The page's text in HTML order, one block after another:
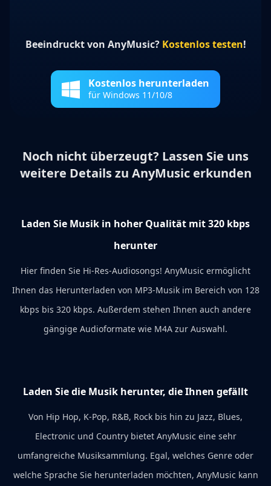
Beeindruckt von AnyMusic? Kostenlos testen!
Kostenlos herunterladen
für Windows 11/10/8
Noch nicht überzeugt? Lassen Sie uns
weitere Details zu AnyMusic erkunden
Laden Sie Musik in hoher Qualität mit 320 kbps
herunter
Hier finden Sie Hi-Res-Audiosongs! AnyMusic ermöglicht
Ihnen das Herunterladen von MP3-Musik im Bereich von 128
kbps bis 320 kbps. Außerdem stehen Ihnen auch andere
gängige Audioformate wie M4A zur Auswahl.
Laden Sie die Musik herunter, die Ihnen gefällt
Von Hip Hop, K-Pop, R&B, Rock bis hin zu Jazz, Blues,
Electronic und Country bietet AnyMusic eine sehr
umfangreiche Musiksammlung. Egal, welches Genre oder
welche Sprache Sie herunterladen möchten, AnyMusic kann